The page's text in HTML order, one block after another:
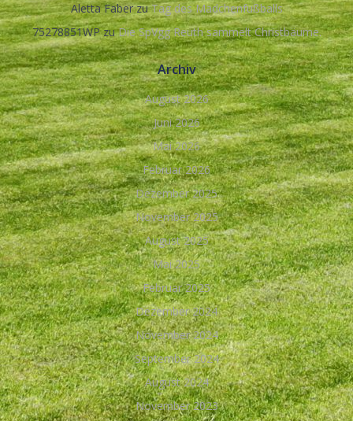
Aletta FaberzuTag des Mädchenfußballs
75278851WPzuDie SpVgg Reuth sammelt Christbäume.
Archiv
August 2026
Juni 2026
Mai 2026
Februar 2026
Dezember 2025
November 2025
August 2025
Mai 2025
Februar 2025
Dezember 2024
November 2024
September 2024
August 2024
November 2023